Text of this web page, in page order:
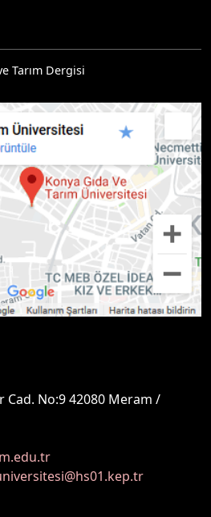
Tarım Dergisi
Cad. No:9 42080 Meram /